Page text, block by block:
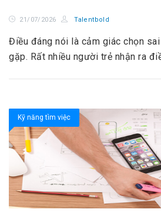
21/07/2026 Talentbold
Điều đáng nói là cảm giác chọn
gặp. Rất nhiều người trẻ nhận ra
tiếp theo. Nên cố gắng theo đuổi
Kỹ năng tìm việc